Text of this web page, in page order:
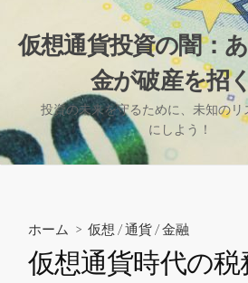
へ
ス
キ
仮想通貨投資の闇：
金が破産を招
投資の未来を守るために、未知のリ
にしよう！
ホーム > 仮想 /通貨 /金融
仮想通貨時代の税